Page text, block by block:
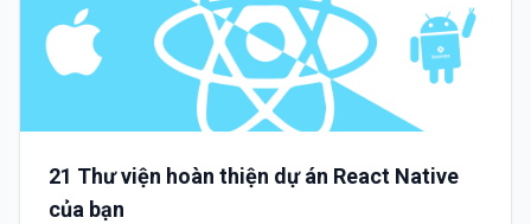
21 Thư viện hoàn thiện dự án React Native
của bạn